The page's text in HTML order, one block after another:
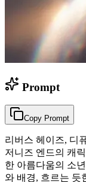
Prompt
Copy Prompt
리버스 헤이즈, 디
저니즈 엔드의 캐
한 아름다움의 소
와 배경, 흐르는 듯